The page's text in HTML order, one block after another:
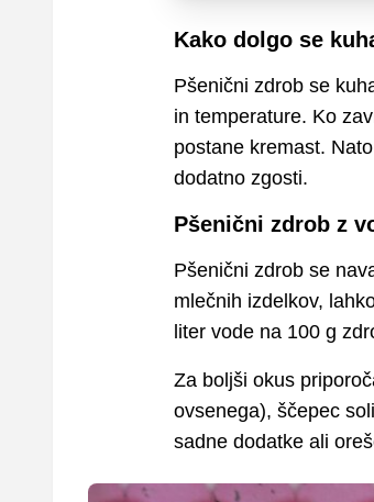
Kako dolgo se
Pšenični zdrob se
in temperature. Ko
postane kremast.
dodatno zgosti.
Pšenični zdrob z
Pšenični zdrob se
mlečnih izdelkov,
liter vode na 100 g
Za boljši okus
ovsenega), ščepec
sadne dodatke ali